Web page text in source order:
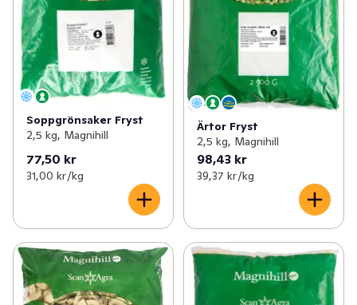
Soppgrönsaker Fryst
2,5 kg, Magnihill
77,50 kr
31,00 kr /kg
Ärtor Fryst
2,5 kg, Magnihill
98,43 kr
39,37 kr /kg